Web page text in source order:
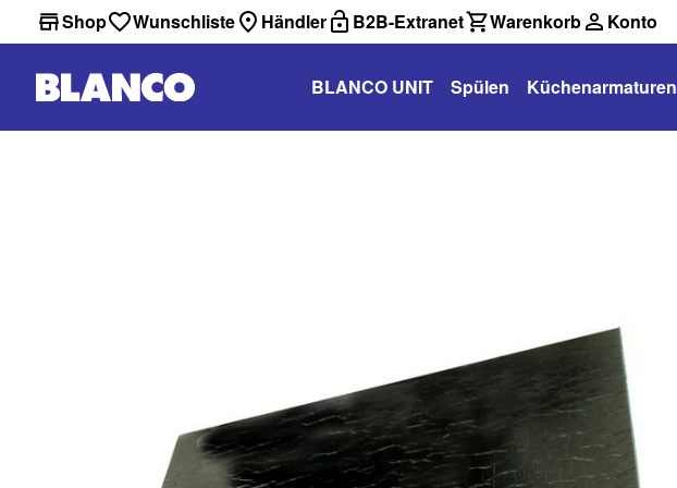
Shop Wunschliste Händler B2B-Extranet Warenkorb Konto
BLANCO UNIT Spülen Küchenarmaturen